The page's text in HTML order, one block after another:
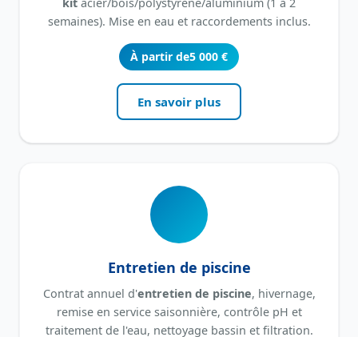
kit acier/bois/polystyrène/aluminium (1 à 2
semaines). Mise en eau et raccordements inclus.
À partir de5 000 €
En savoir plus
Entretien de piscine
Contrat annuel d'entretien de piscine, hivernage,
remise en service saisonnière, contrôle pH et
traitement de l'eau, nettoyage bassin et filtration.